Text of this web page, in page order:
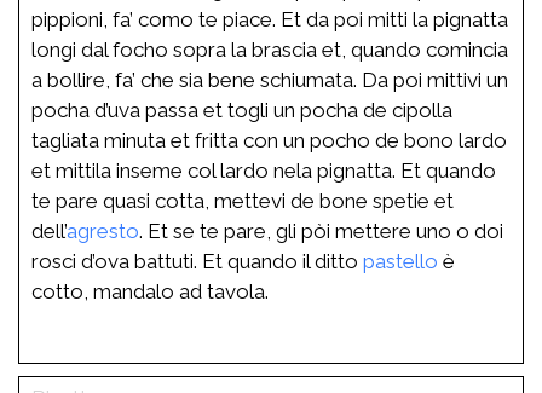
pippioni, fa’ como te piace. Et da poi mitti la pignatta
longi dal focho sopra la brascia et, quando comincia
a bollire, fa’ che sia bene schiumata. Da poi mittivi un
pocha d’uva passa et togli un pocha de cipolla
tagliata minuta et fritta con un pocho de bono lardo
et mittila inseme col lardo nela pignatta. Et quando
te pare quasi cotta, mettevi de bone spetie et
dell’agresto. Et se te pare, gli pòi mettere uno o doi
rosci d’ova battuti. Et quando il ditto pastello è
cotto, mandalo ad tavola.